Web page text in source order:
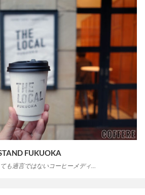
FUKUOKA
も過言ではないコーヒーメディ…